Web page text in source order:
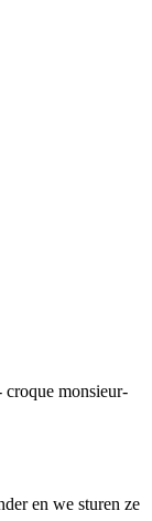
croque monsieur-
en we sturen ze